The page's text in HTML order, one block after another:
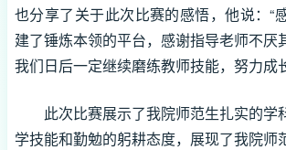
也分享了关于此次比赛的感悟，他说：“
建了锤炼本领的平台，感谢指导老师不厌
我们日后一定继续磨练教师技能，努力成
此次比赛展示了我院师范生扎实的学
学技能和勤勉的躬耕态度，展现了我院师